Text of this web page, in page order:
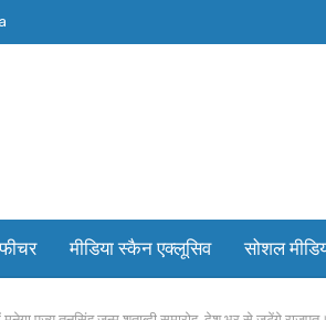
फीचर मीडिया स्कैन एक्लूसिव सोशल